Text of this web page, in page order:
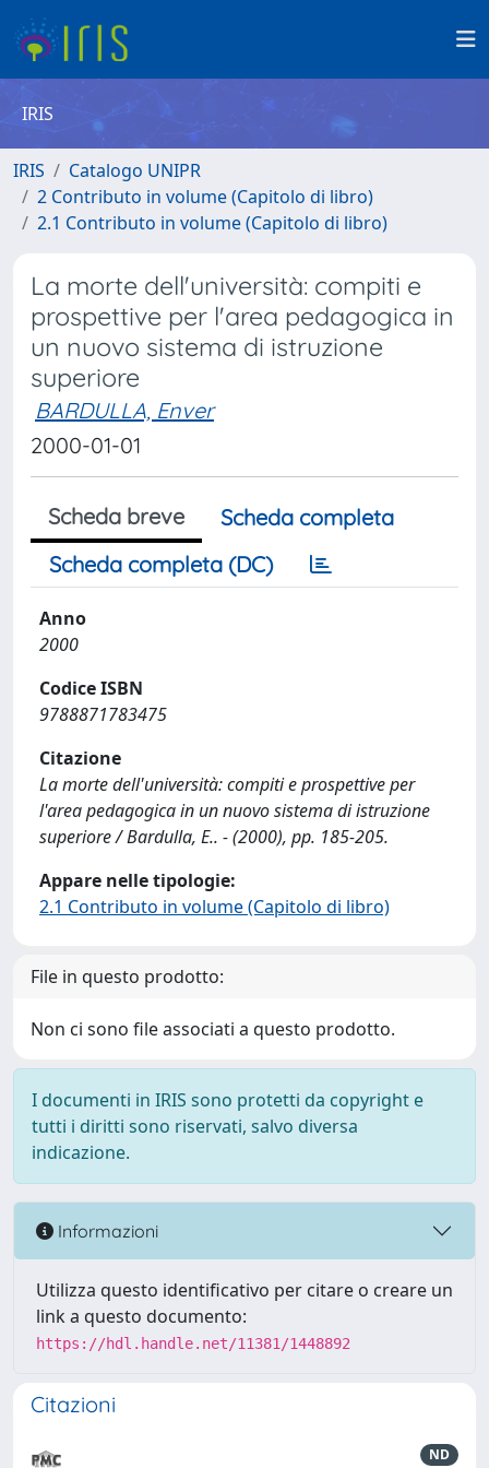
IRIS
IRIS
Catalogo UNIPR
2 Contributo in volume (Capitolo di libro)
2.1 Contributo in volume (Capitolo di libro)
La morte dell'università: compiti e
prospettive per l'area pedagogica in
un nuovo sistema di istruzione
superiore
BARDULLA, Enver
2000-01-01
Scheda breve
Scheda completa
Scheda completa (DC)
Anno
2000
Codice ISBN
9788871783475
Citazione
La morte dell'università: compiti e prospettive per
l'area pedagogica in un nuovo sistema di istruzione
superiore / Bardulla, E.. - (2000), pp. 185-205.
Appare nelle tipologie:
2.1 Contributo in volume (Capitolo di libro)
File in questo prodotto:
Non ci sono file associati a questo prodotto.
I documenti in IRIS sono protetti da copyright e
tutti i diritti sono riservati, salvo diversa
indicazione.
Informazioni
Utilizza questo identificativo per citare o creare un
link a questo documento:
https://hdl.handle.net/11381/1448892
Citazioni
ND